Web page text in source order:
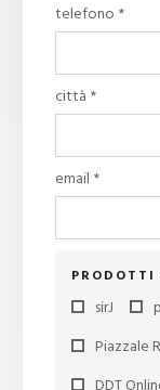
telefono *
città *
email *
sirJ
Piazzale